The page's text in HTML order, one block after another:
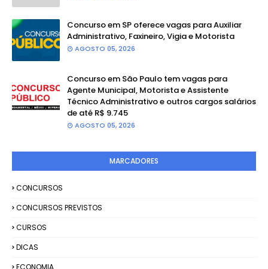
Concurso em SP oferece vagas para Auxiliar
Administrativo, Faxineiro, Vigia e Motorista
AGOSTO 05, 2026
Concurso em São Paulo tem vagas para
Agente Municipal, Motorista e Assistente
Técnico Administrativo e outros cargos salários
de até R$ 9.745
AGOSTO 05, 2026
MARCADORES
CONCURSOS
CONCURSOS PREVISTOS
CURSOS
DICAS
ECONOMIA